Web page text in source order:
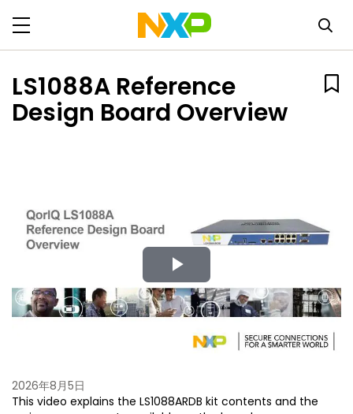
LS1088A Reference
Design Board Overview
Play
Video
2026年8月5日
This video explains the LS1088ARDB kit contents and the